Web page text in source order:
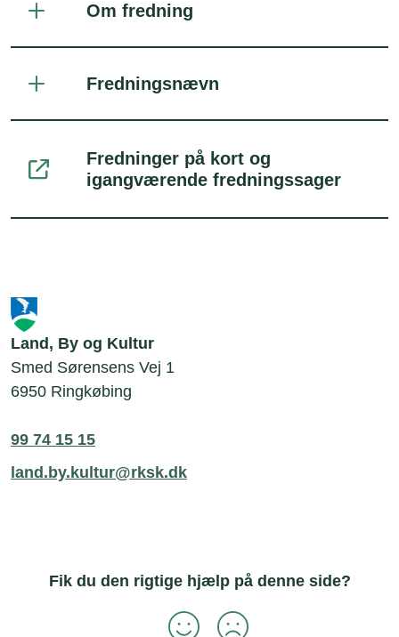
Om fredning
Fredningsnævn
Fredninger på kort og
igangværende fredningssager
Land, By og Kultur
Smed Sørensens Vej 1
6950 Ringkøbing
99 74 15 15
land.by.kultur@rksk.dk
Fik du den rigtige hjælp på denne side?